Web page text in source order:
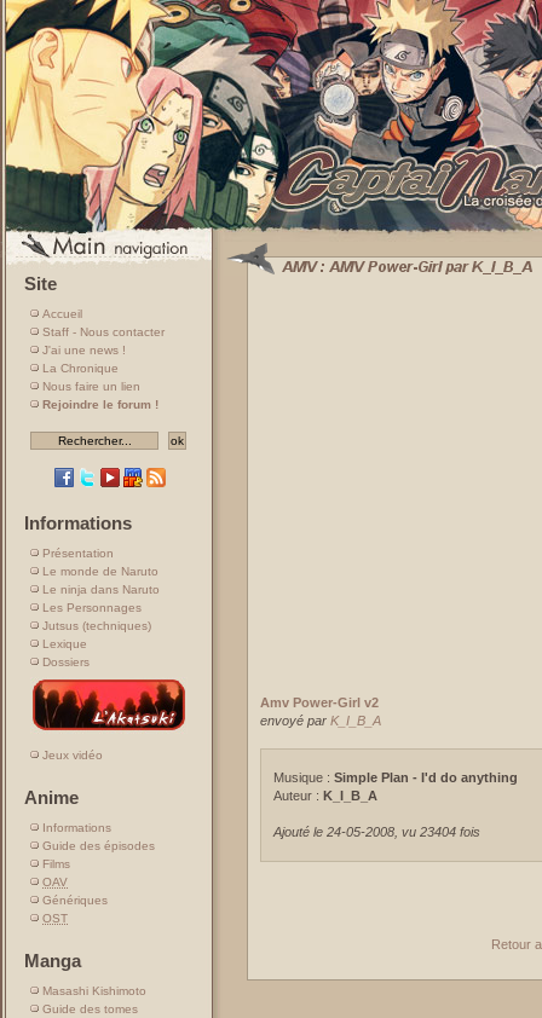
Site
Accueil
Staff - Nous contacter
J'ai une news !
La Chronique
Nous faire un lien
Rejoindre le forum !
Informations
Présentation
Le monde de Naruto
Le ninja dans Naruto
Les Personnages
Jutsus (techniques)
Lexique
Dossiers
Jeux vidéo
Anime
Informations
Guide des épisodes
Films
OAV
Génériques
OST
Manga
Masashi Kishimoto
Guide des tomes
Amv Power-Girl v2
envoyé par K_I_B_A
Musique : Simple Plan - I'd do anything
Auteur : K_I_B_A
Ajouté le 24-05-2008, vu 23404 fois
Retour